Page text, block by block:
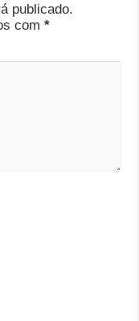
publicado.
com*